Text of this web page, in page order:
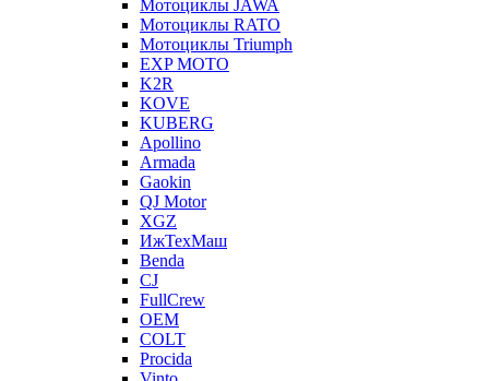
Мотоциклы JAWA
Мотоциклы RATO
Мотоциклы Triumph
EXP MOTO
K2R
KOVE
KUBERG
Apollino
Armada
Gaokin
QJ Motor
XGZ
ИжТехМаш
Benda
CJ
FullCrew
OEM
COLT
Procida